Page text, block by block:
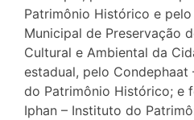
Patrimônio Histórico e
Municipal de Preservação
Cultural e Ambiental da
estadual, pelo Condephaat
do Patrimônio Histórico; e
Iphan – Instituto do